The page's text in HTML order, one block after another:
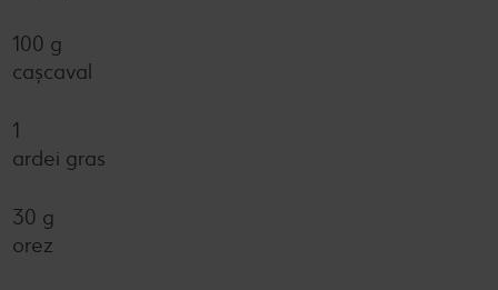
100 g
cașcaval
1
ardei gras
30 g
orez